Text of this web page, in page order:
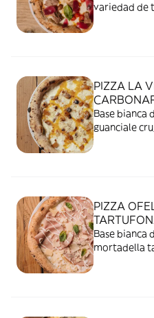
variedad de
PIZZA LA
Base bianca
guanciale
PIZZA
Base bianca
mortadella